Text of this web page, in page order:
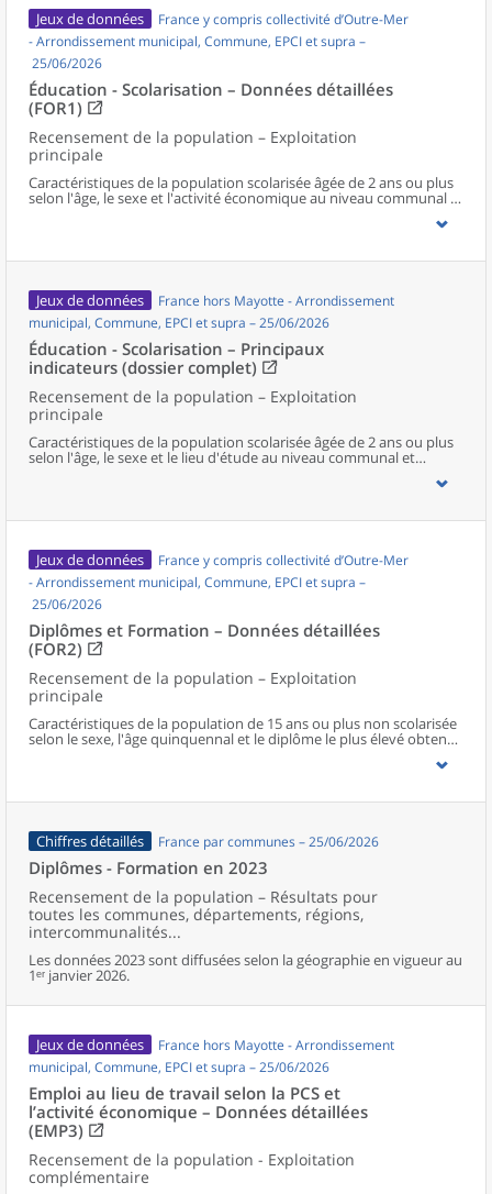
Jeux de données
France y compris collectivité d’Outre-Mer
- Arrondissement municipal, Commune, EPCI et supra –
25/06/2026
Éducation - Scolarisation – Données détaillées
(FOR1)
Recensement de la population – Exploitation
principale
Caractéristiques de la population scolarisée âgée de 2 ans ou plus
selon l'âge, le sexe et l'activité économique au niveau communal et
supracommunal pour la France hors Mayotte.
Jeux de données
France hors Mayotte - Arrondissement
municipal, Commune, EPCI et supra – 25/06/2026
Éducation - Scolarisation – Principaux
indicateurs (dossier complet)
Recensement de la population – Exploitation
principale
Caractéristiques de la population scolarisée âgée de 2 ans ou plus
selon l'âge, le sexe et le lieu d'étude au niveau communal et
supracommunal pour la France hors Mayotte.
Jeux de données
France y compris collectivité d’Outre-Mer
- Arrondissement municipal, Commune, EPCI et supra –
25/06/2026
Diplômes et Formation – Données détaillées
(FOR2)
Recensement de la population – Exploitation
principale
Caractéristiques de la population de 15 ans ou plus non scolarisée
selon le sexe, l'âge quinquennal et le diplôme le plus élevé obtenu
au niveau communal et supracommunal pour la France hors
Chiffres détaillés France par communes – 25/06/2026
Diplômes - Formation en 2023
Recensement de la population – Résultats pour
toutes les communes, départements, régions,
intercommunalités...
Les données 2023 sont diffusées selon la géographie en vigueur au
1ᵉʳ janvier 2026.
Jeux de données
France hors Mayotte - Arrondissement
municipal, Commune, EPCI et supra – 25/06/2026
Emploi au lieu de travail selon la PCS et
l’activité économique – Données détaillées
(EMP3)
Recensement de la population - Exploitation
complémentaire